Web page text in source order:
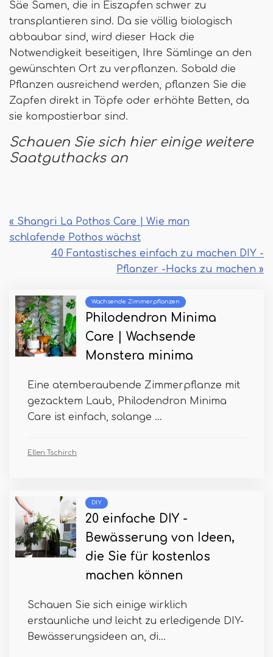
Säe Samen, die in Eiszapfen schwer zu
transplantieren sind. Da sie völlig biologisch
abbaubar sind, wird dieser Hack die
Notwendigkeit beseitigen, Ihre Sämlinge an den
gewünschten Ort zu verpflanzen. Sobald die
Pflanzen ausreichend werden, pflanzen Sie die
Zapfen direkt in Töpfe oder erhöhte Betten, da
sie kompostierbar sind.
Schauen Sie sich hier einige weitere
Saatguthacks an
« Shangri La Pothos Care | Wie man
schlafende Pothos wächst
40 Fantastisches einfach zu machen DIY -
Pflanzer -Hacks zu machen »
Wachsende Zimmerpflanzen
Philodendron Minima
Care | Wachsende
Monstera minima
Eine atemberaubende Zimmerpflanze mit
gezacktem Laub, Philodendron Minima
Care ist einfach, solange ...
Ellen Tschirch
DIY
20 einfache DIY -
Bewässerung von Ideen,
die Sie für kostenlos
machen können
Schauen Sie sich einige wirklich
erstaunliche und leicht zu erledigende DIY-
Bewässerungsideen an, di...